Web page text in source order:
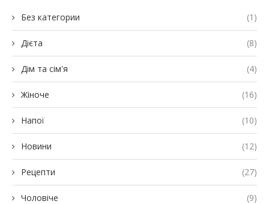
Без категории (1)
Дієта (8)
Дім та сім'я (4)
Жіноче (16)
Напої (10)
Новини (12)
Рецепти (27)
Чоловіче (9)